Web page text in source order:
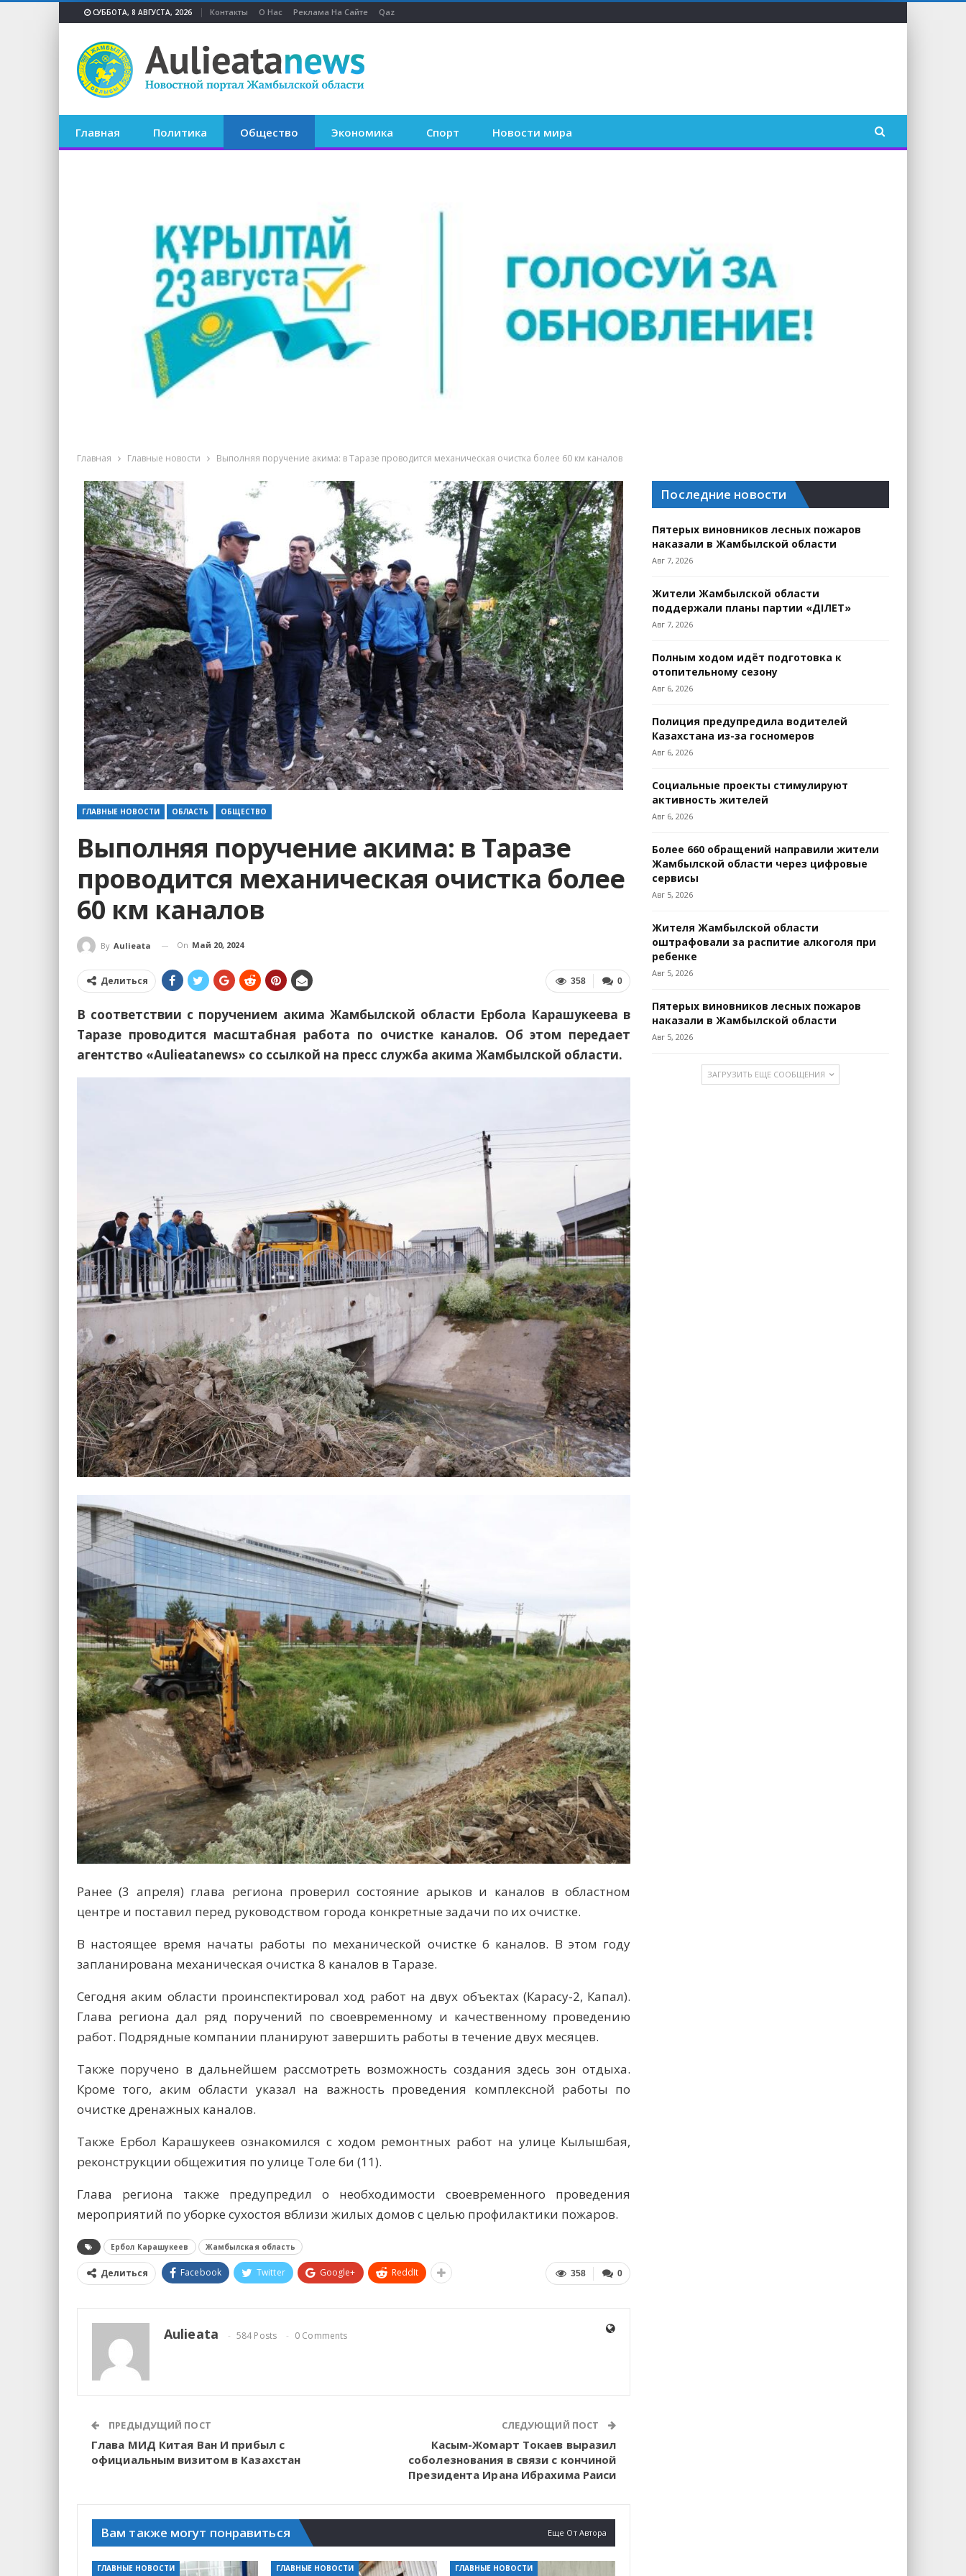
СУББОТА, 8 АВГУСТА, 2026 Контакты О Нас Реклама На Сайте Qaz
Главная Политика Общество Экономика Спорт Новости мира
Главная Главные новости Выполняя поручение акима: в Таразе проводится механическая очистка более 60 км каналов
ГЛАВНЫЕ НОВОСТИ ОБЛАСТЬ ОБЩЕСТВО
Выполняя поручение акима: в Таразе
проводится механическая очистка более
60 км каналов
By Aulieata On Май 20, 2024
0
358
Делиться
В соответствии с поручением акима Жамбылской области Ербола Карашукеева в
Таразе проводится масштабная работа по очистке каналов. Об этом передает
агентство «Aulieatanews» со ссылкой на пресс служба акима Жамбылской области.
Ранее (3 апреля) глава региона проверил состояние арыков и каналов в областном
центре и поставил перед руководством города конкретные задачи по их очистке.
В настоящее время начаты работы по механической очистке 6 каналов. В этом году
запланирована механическая очистка 8 каналов в Таразе.
Сегодня аким области проинспектировал ход работ на двух объектах (Карасу-2, Капал).
Глава региона дал ряд поручений по своевременному и качественному проведению
работ. Подрядные компании планируют завершить работы в течение двух месяцев.
Также поручено в дальнейшем рассмотреть возможность создания здесь зон отдыха.
Кроме того, аким области указал на важность проведения комплексной работы по
очистке дренажных каналов.
Также Ербол Карашукеев ознакомился с ходом ремонтных работ на улице Кылышбая,
реконструкции общежития по улице Толе би (11).
Глава региона также предупредил о необходимости своевременного проведения
мероприятий по уборке сухостоя вблизи жилых домов с целью профилактики пожаров.
Ербол Карашукеев Жамбылская область
0
358
Делиться Facebook Twitter Google+ ReddIt
Aulieata 584 Posts 0 Comments
ПРЕДЫДУЩИЙ ПОСТ
Глава МИД Китая Ван И прибыл с
официальным визитом в Казахстан
СЛЕДУЮЩИЙ ПОСТ
Касым-Жомарт Токаев выразил
соболезнования в связи с кончиной
Президента Ирана Ибрахима Раиси
Вам также могут понравиться Еще От Автора
ГЛАВНЫЕ НОВОСТИ ГЛАВНЫЕ НОВОСТИ ГЛАВНЫЕ НОВОСТИ
Последние новости
Пятерых виновников лесных пожаров
наказали в Жамбылской области
Авг 7, 2026
Жители Жамбылской области
поддержали планы партии «ӘДІЛЕТ»
Авг 7, 2026
Полным ходом идёт подготовка к
отопительному сезону
Авг 6, 2026
Полиция предупредила водителей
Казахстана из-за госномеров
Авг 6, 2026
Социальные проекты стимулируют
активность жителей
Авг 6, 2026
Более 660 обращений направили жители
Жамбылской области через цифровые
сервисы
Авг 5, 2026
Жителя Жамбылской области
оштрафовали за распитие алкоголя при
ребенке
Авг 5, 2026
Пятерых виновников лесных пожаров
наказали в Жамбылской области
Авг 5, 2026
ЗАГРУЗИТЬ ЕЩЕ СООБЩЕНИЯ